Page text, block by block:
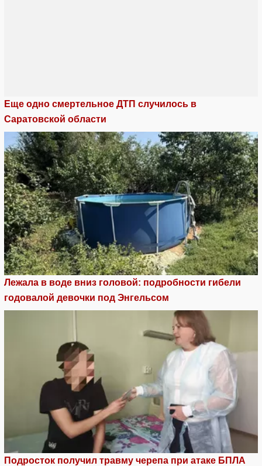
Еще одно смертельное ДТП случилось в
Саратовской области
Лежала в воде вниз головой: подробности гибели
годовалой девочки под Энгельсом
Подросток получил травму черепа при атаке БПЛА